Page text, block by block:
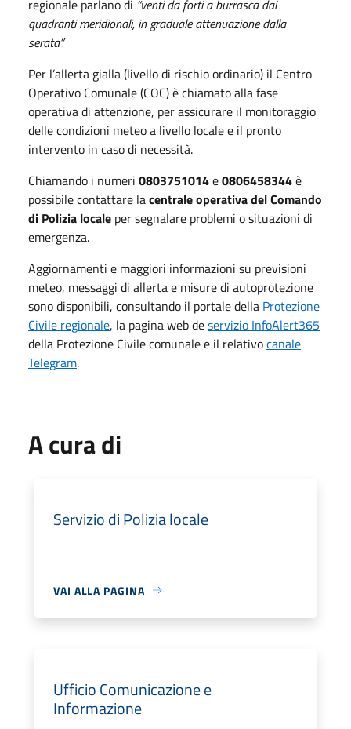
regionale parlano di “venti da forti a burrasca dai
quadranti meridionali, in graduale attenuazione dalla
serata”.
Per l’allerta gialla (livello di rischio ordinario) il Centro
Operativo Comunale (COC) è chiamato alla fase
operativa di attenzione, per assicurare il monitoraggio
delle condizioni meteo a livello locale e il pronto
intervento in caso di necessità.
Chiamando i numeri 0803751014e0806458344è
possibile contattare lacentrale operativa del Comando
di Polizia locale per segnalare problemi o situazioni di
emergenza.
Aggiornamenti e maggiori informazioni su previsioni
meteo, messaggi di allerta e misure di autoprotezione
sono disponibili, consultando il portale della Protezione
Civile regionale, la pagina web deservizio InfoAlert365
della Protezione Civile comunale e il relativocanale
Telegram.
A cura di
Servizio di Polizia locale
VAI ALLA PAGINA
Ufficio Comunicazione e
Informazione